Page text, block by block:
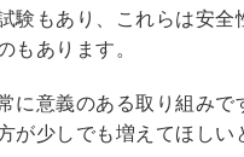
験もあり、これらは安
もあります。
に意義のある取り組み
が少しでも増えてほしい